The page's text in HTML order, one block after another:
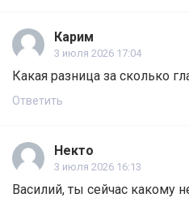
Карим
3 июля 2026 17:04
Какая разница за сколько
Ответить
Некто
3 июля 2026 16:13
Василий, ты сейчас какому